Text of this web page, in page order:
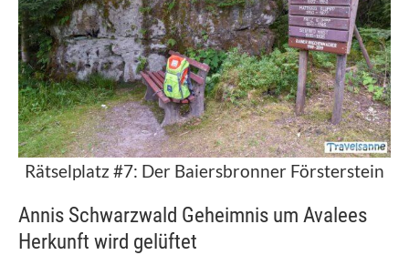
Rätselplatz #7: Der Baiersbronner Försterstein
Annis Schwarzwald Geheimnis um Avalees
Herkunft wird gelüftet